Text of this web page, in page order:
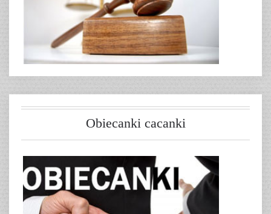
Obiecanki cacanki